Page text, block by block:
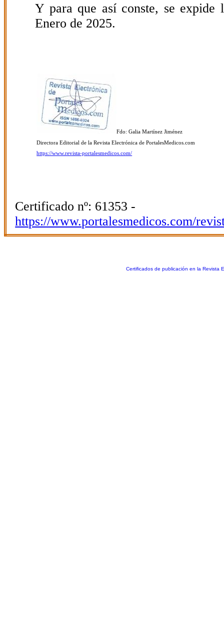
Y para que así conste, se
Enero de 2025.
Fdo: Galia Martínez Jiménez
Directora Editorial de la Revista Electrónica de PortalesMedicos.com
https://www.revista-portalesmedicos.com/
Certificado nº: 61353 -
https://www.portalesmedicos.com/
Certificados de publicación en la Revista